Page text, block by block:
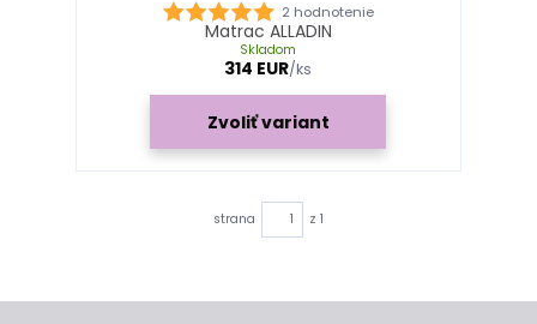
2 hodnotenie
Matrac ALLADIN
314 EUR/ks
Skladom
Zvoliť variant
strana z 1